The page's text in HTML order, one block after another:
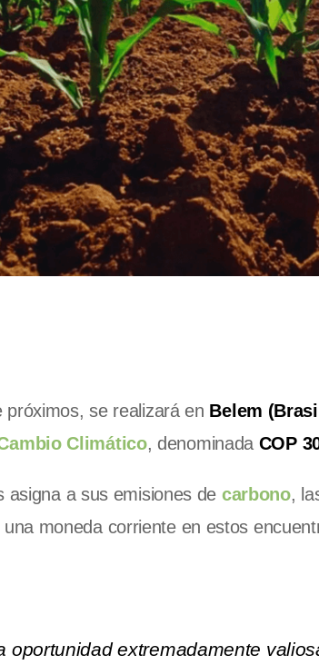
se realizará en Belem
Climático, denominada COP
asigna a sus emisiones de carbono,
moneda corriente en estos
oportunidad extremadamente